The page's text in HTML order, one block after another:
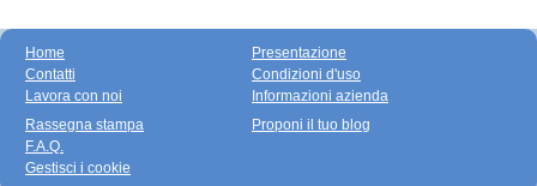
Home
Contatti
Lavora con noi
Presentazione
Condizioni d'uso
Informazioni azienda
Rassegna stampa
F.A.Q.
Gestisci i cookie
Proponi il tuo blog